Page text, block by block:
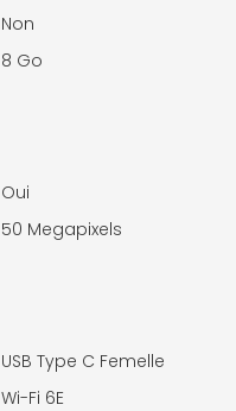
Non
8 Go
Oui
50 Megapixels
USB Type C Femelle
Wi-Fi 6E